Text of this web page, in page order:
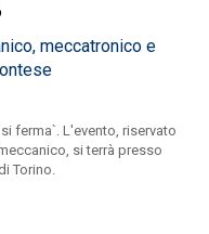
meccatronico e
ferma`. L'evento, riservato
si terrà presso
Torino.